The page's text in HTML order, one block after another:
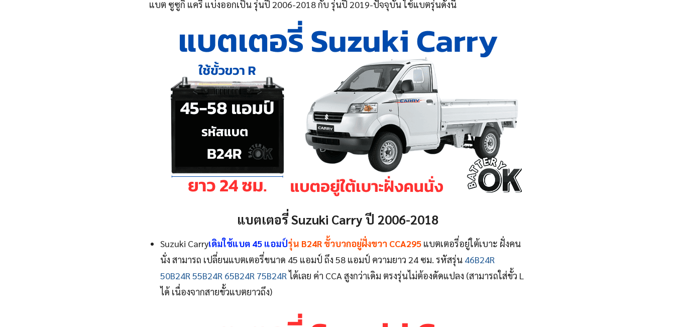
แบต ซูซูกิ แครี่ แบ่งออกเป็น รุ่นปี 2006-2018 กับ รุ่นปี 2019-ปัจจุบัน ใช้แบตรุ่นดังนี้
แบตเตอรี่ Suzuki Carry ปี 2006-2018
Suzuki Carryเดิมใช้แบต 45 แอมป์รุ่น B24R ขั้วบวกอยู่ฝั่งขวา CCA295แบตเตอรี่อยู่ใต้เบาะ ฝั่งคน
นั่ง สามารถ เปลี่ยนแบตเตอรี่ขนาด 45 แอมป์ ถึง 58 แอมป์ ความยาว 24 ซม. รหัสรุ่น 46B24R
50B24R 55B24R 65B24R 75B24R ได้เลย ค่า CCA สูงกว่าเดิม ตรงรุ่นไม่ต้องดัดแปลง (สามารถใส่ขั้ว L
ได้ เนื่องจากสายขั้วแบตยาวถึง)